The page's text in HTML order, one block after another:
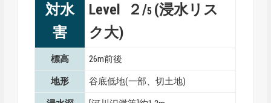
対水
害
Level ２/5 (浸水リス
ク大)
標高 26m前後
地形 谷底低地(一部、切土地)